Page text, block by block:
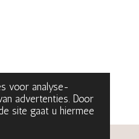
voor analyse-
advertenties. Door
site gaat u hiermee